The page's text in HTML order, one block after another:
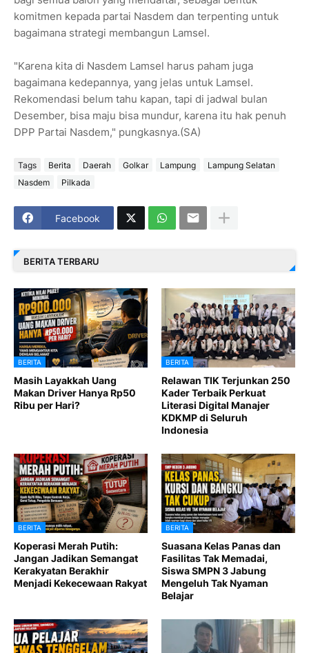
komitmen kepada partai Nasdem dan terpenting untuk
bagaimana strategi membangun Lamsel.
"Karena kita di Nasdem Lamsel harus paham juga
bagaimana kedepannya, yang jelas untuk Lamsel.
Rekomendasi belum tahu kapan, tapi di jadwal bulan
Desember, bisa maju bisa mundur, karena itu hak penuh
DPP Partai Nasdem," pungkasnya.(SA)
Tags Berita Daerah Golkar Lampung
Lampung Selatan
Nasdem
Pilkada
Facebook
BERITA TERBARU
BERITA
Masih Layakkah Uang
Makan Driver Hanya Rp50
Ribu per Hari?
BERITA
Relawan TIK Terjunkan 250
Kader Terbaik Perkuat
Literasi Digital Manajer
KDKMP di Seluruh
Indonesia
BERITA
Koperasi Merah Putih:
Jangan Jadikan Semangat
Kerakyatan Berakhir
Menjadi Kekecewaan Rakyat
BERITA
Suasana Kelas Panas dan
Fasilitas Tak Memadai,
Siswa SMPN 3 Jabung
Mengeluh Tak Nyaman
Belajar